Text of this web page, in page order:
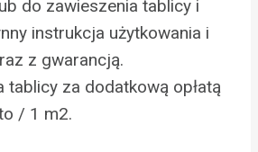
do zawieszenia tablicy i
instrukcja użytkowania i
z gwarancją.
tablicy za dodatkową opłatą
/ 1 m2.